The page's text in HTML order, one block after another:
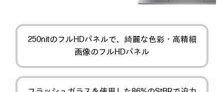
250nitのフルHDパネルで、綺麗な色彩・高精細
画像のフルHDパネル